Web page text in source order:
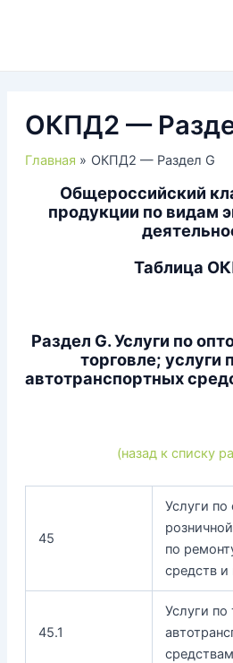
ОКПД2 —
Главная ОКПД2 — Раздел G
Общероссийский
продукции по видам
Таблица
Раздел G. Услуги по
торговле; услуги
автотранспортных
(назад к списку
45
Услуги по
по
средств
45.1
Услуги по